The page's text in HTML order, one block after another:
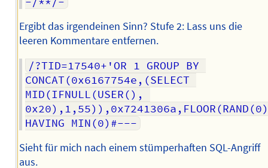
Ergibt das irgendeinen Sinn? Stufe 2: Lass uns die
leeren Kommentare entfernen.
/?TID=17540+'OR 1 GROUP BY
CONCAT(0x6167754e,(SELECT
MID(IFNULL(USER(),
HAVING MIN(0)#---
Sieht für mich nach einem stümperhaften SQL-Angriff
aus.